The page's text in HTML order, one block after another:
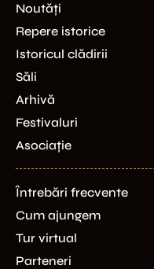
Noutăți
Repere istorice
Istoricul clădirii
Săli
Arhivă
Festivaluri
Asociație
Întrebări frecvente
Cum ajungem
Tur virtual
Parteneri